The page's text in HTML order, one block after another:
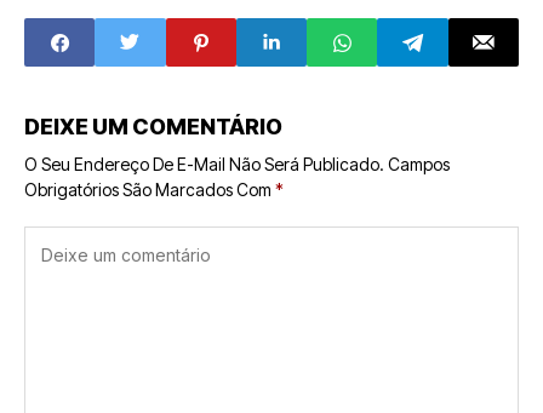
Projeta R$ 1,5
Milhão de
Faturamento em
DEIXE UM COMENTÁRIO
O Seu Endereço De E-Mail Não Será Publicado. Campos
Obrigatórios São Marcados Com *